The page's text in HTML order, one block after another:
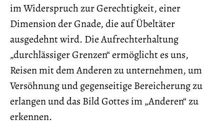
im Widerspruch zur Gerechtigkeit, einer
Dimension der Gnade, die auf Übeltäter
ausgedehnt wird. Die Aufrechterhaltung
„durchlässiger Grenzen“ ermöglicht es uns,
Reisen mit dem Anderen zu unternehmen, um
Versöhnung und gegenseitige Bereicherung zu
erlangen und das Bild Gottes im „Anderen“ zu
erkennen.